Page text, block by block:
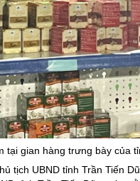
tại gian hàng trưng bày của
tịch UBND tỉnh Trần Tiến